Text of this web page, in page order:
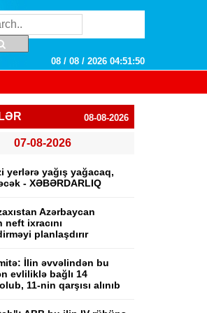
08 / 08 / 2026 04:51:51
08-08-2026
07-08-2026
yerlərə yağış yağacaq,
- XƏBƏRDARLIQ
Azərbaycan
neft ixracını
planlaşdırır
İlin əvvəlindən bu
evliliklə bağlı 14
11-nin qarşısı alınıb